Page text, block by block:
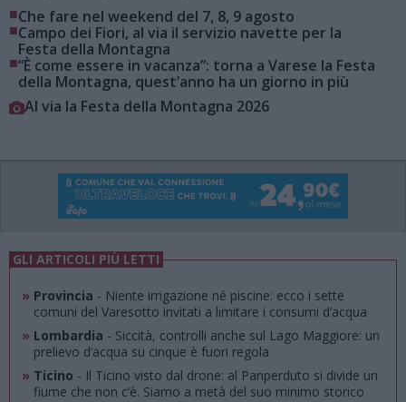
■Che fare nel weekend del 7, 8, 9 agosto
■Campo dei Fiori, al via il servizio navette per la
Festa della Montagna
■“È come essere in vacanza”: torna a Varese la Festa
della Montagna, quest’anno ha un giorno in più
Al via la Festa della Montagna 2026
GLI ARTICOLI PIÙ LETTI
» Provincia - Niente irrigazione né piscine: ecco i sette
comuni del Varesotto invitati a limitare i consumi d’acqua
» Lombardia - Siccità, controlli anche sul Lago Maggiore: un
prelievo d’acqua su cinque è fuori regola
» Ticino - Il Ticino visto dal drone: al Panperduto si divide un
fiume che non c’è. Siamo a metà del suo minimo storico